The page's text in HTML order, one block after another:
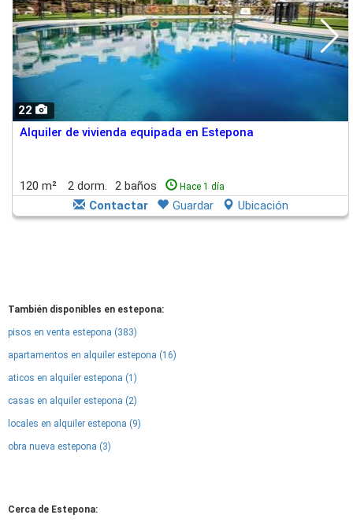
22
Alquiler de vivienda equipada en Estepona
120 m² 2 dorm. 2 baños Hace 1 día
Contactar Guardar Ubicación
También disponibles en estepona:
pisos en venta estepona (383)
apartamentos en alquiler estepona (16)
aticos en alquiler estepona (1)
casas en alquiler estepona (2)
locales en alquiler estepona (9)
obra nueva estepona (3)
Cerca de Estepona: